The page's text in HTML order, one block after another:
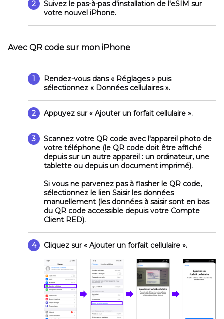
2
Suivez le pas-à-pas d'installation de l'eSIM sur
votre nouvel iPhone.
Avec QR code sur mon iPhone
1 Rendez-vous dans« Réglages » puis
sélectionnez « Données cellulaires».
2 Appuyez sur« Ajouter un forfait cellulaire ».
3
Scannez votre QR code avec l'appareil photo de
votre téléphone (le QR code doit être affiché
depuis sur un autre appareil : un ordinateur, une
tablette ou depuis un document imprimé).
Si vous ne parvenez pas à flasher le QR code,
sélectionnez le lien Saisir les données
manuellement (les données à saisir sont en bas
du QR code accessible depuis votre Compte
Client RED).
4 Cliquez sur« Ajouter un forfait cellulaire ».